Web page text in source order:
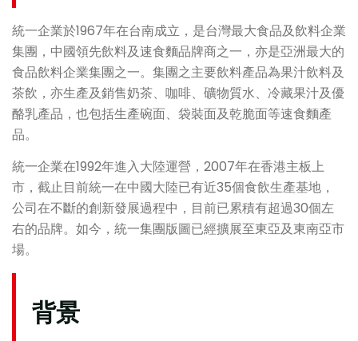
統一企業於1967年在台南成立，是台灣最大食品及飲料企業
集團，中國領先飲料及速食麵品牌商之一，亦是亞洲最大的
食品飲料企業集團之一。集團之主要飲料產品為果汁飲料及
茶飲，亦生產及銷售奶茶、咖啡、礦物質水、冷藏果汁及優
酪乳產品，也包括生產碗面、袋裝面及乾脆面等速食麵產
品。
統一企業在1992年進入大陸運營，2007年在香港主板上
市，截止目前統一在中國大陸已有近35個食飲生產基地，
公司在不斷的創新發展過程中，目前已累積有超過30個左
右的品牌。如今，統一集團版圖已經擴展至東亞及東南亞市
場。
背景